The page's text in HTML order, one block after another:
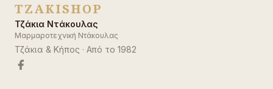
TZAKISHOP
Τζάκια Ντάκουλας
Μαρμαροτεχνική Ντάκουλας
Τζάκια & Κήπος · Από το 1982